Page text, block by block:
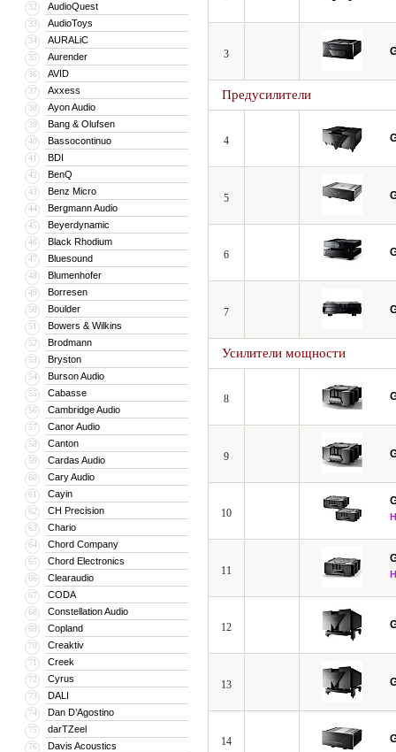
32 AudioQuest
33 AudioToys
34 AURALiC
35 Aurender
36 AVID
37 Axxess
38 Ayon Audio
39 Bang & Olufsen
40 Bassocontinuo
41 BDI
42 BenQ
43 Benz Micro
44 Bergmann Audio
45 Beyerdynamic
46 Black Rhodium
47 Bluesound
48 Blumenhofer
49 Borresen
50 Boulder
51 Bowers & Wilkins
52 Brodmann
53 Bryston
54 Burson Audio
55 Cabasse
56 Cambridge Audio
57 Canor Audio
58 Canton
59 Cardas Audio
60 Cary Audio
61 Cayin
62 CH Precision
63 Chario
64 Chord Company
65 Chord Electronics
66 Clearaudio
67 CODA
68 Constellation Audio
69 Copland
70 Creaktiv
71 Creek
72 Cyrus
73 DALI
74 Dan D’Agostino
75 darTZeel
76 Davis Acoustics
3
Предусилители
4
5
6
7
Усилители мощности
8
9
10
11
12
13
14